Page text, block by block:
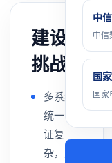
建设
挑战
多系统
统一认
证复
杂，原
中
中信
国
国家